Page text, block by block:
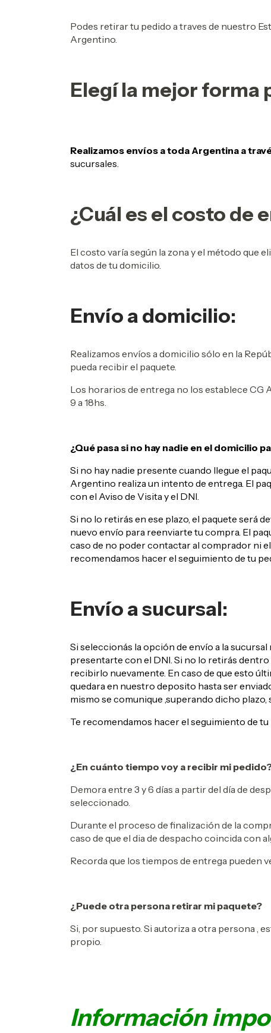
Podes retirar tu pedido a traves de nuestro
Argentino.
Elegí la mejor forma
Realizamos envíos a toda Argentina a
sucursales.
¿Cuál es el costo de
El costo varía según la zona y el método que
datos de tu domicilio.
Envío a domicilio:
Realizamos envíos a domicilio sólo en la
pueda recibir el paquete.
Los horarios de entrega no los establece CG
9 a 18hs.
¿Qué pasa si no hay nadie en el domicilio
Si no hay nadie presente cuando llegue el
Argentino realiza un intento de entrega. El
con el Aviso de Visita y el DNI.
Si no lo retirás en ese plazo, el paquete será
nuevo envío para reenviarte tu compra. El
caso de no poder contactar al comprador ni
recomendamos hacer el seguimiento de tu
Envío a sucursal:
Si seleccionás la opción de envío a la
presentarte con el DNI. Si no lo retirás
recibirlo nuevamente. En caso de que esto
quedara en nuestro deposito hasta ser
mismo se comunique ,superando dicho
Te recomendamos hacer el seguimiento de
¿En cuánto tiempo voy a recibir mi
Demora entre 3 y 6 días a partir del día de
seleccionado.
Durante el proceso de finalización de la
caso de que el dia de despacho coincida con
Recorda que los tiempos de entrega pueden
¿Puede otra persona retirar mi paquete?
Si, por supuesto. Si autoriza a otra persona ,
propio.
Información